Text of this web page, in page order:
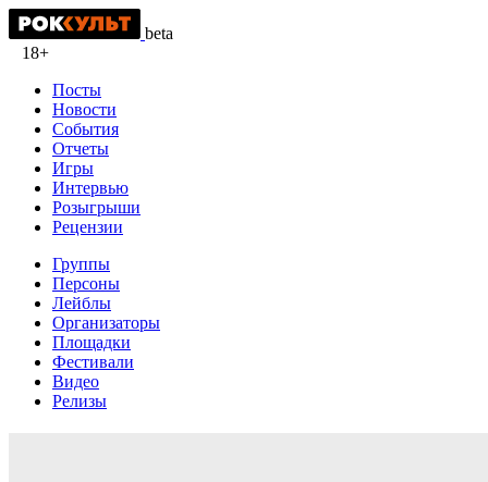
beta
18+
Посты
Новости
События
Отчеты
Игры
Интервью
Розыгрыши
Рецензии
Группы
Персоны
Лейблы
Организаторы
Площадки
Фестивали
Видео
Релизы